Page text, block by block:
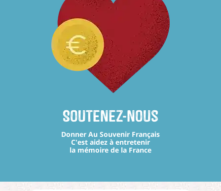
Soutenez-nous
Donner Au Souvenir Français
C'est aidez à entretenir
la mémoire de la France